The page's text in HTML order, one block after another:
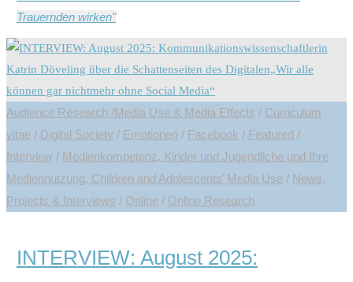
Trauernden wirken"
Audience Research /Media Use & Media Effects / Curriculum
vitae / Digital Society / Emotionen / Facebook / Featured /
Interview / Medienkompetenz, Kinder und Jugendliche und Ihre
Mediennutzung, Children and Adolescents’ Media Use / News,
Projects & Interviews / Online / Online Research
INTERVIEW: August 2025: